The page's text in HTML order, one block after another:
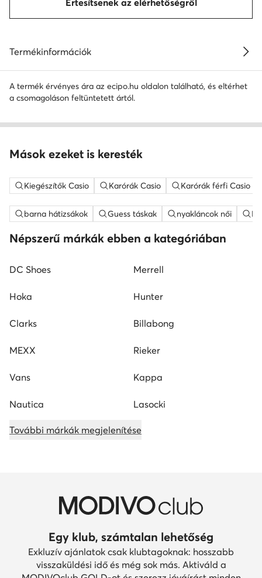
Termékinformációk
A termék érvényes ára az ecipo.hu oldalon található, és eltérhet
a csomagoláson feltüntetett ártól.
Mások ezeket is keresték
Kiegészítők Casio Karórák Casio Karórák férfi Casio
barna hátizsákok Guess táskak nyakláncok női
Népszerű márkák ebben a kategóriában
DC Shoes Merrell
Hoka Hunter
Clarks Billabong
MEXX Rieker
Vans Kappa
Nautica Lasocki
További márkák megjelenítése
Egy klub, számtalan lehetőség
Exkluzív ajánlatok csak klubtagoknak: hosszabb
visszaküldési idő és még sok más. Aktiváld a